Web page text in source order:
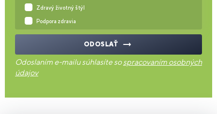
Zdravý životný štýl
Podpora zdravia
ODOSLAŤ
Odoslaním e-mailu súhlasíte sospracovaním osobných
údajov